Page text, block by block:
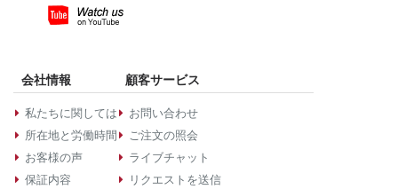
会社情報
私たちに関しては
所在地と労働時間
お客様の声
保証内容
顧客サービス
お問い合わせ
ご注文の照会
ライブチャット
リクエストを送信